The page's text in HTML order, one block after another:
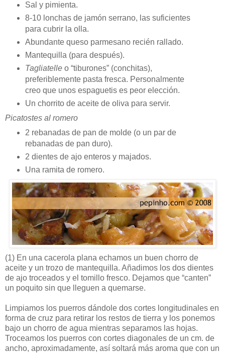
Sal y pimienta.
8-10 lonchas de jamón serrano, las suficientes
para cubrir la olla.
Abundante queso parmesano recién rallado.
Mantequilla (para después).
Tagliatelleo “tiburones” (conchitas),
preferiblemente pasta fresca. Personalmente
creo que unos espaguetis es peor elección.
Un chorrito de aceite de oliva para servir.
Picatostes al romero
2 rebanadas de pan de molde (o un par de
rebanadas de pan duro).
2 dientes de ajo enteros y majados.
Una ramita de romero.
(1) En una cacerola plana echamos un buen chorro de
aceite y un trozo de mantequilla. Añadimos los dos dientes
de ajo troceados y el tomillo fresco. Dejamos que “canten”
un poquito sin que lleguen a quemarse.
Limpiamos los puerros dándole dos cortes longitudinales en
forma de cruz para retirar los restos de tierra y los ponemos
bajo un chorro de agua mientras separamos las hojas.
Troceamos los puerros con cortes diagonales de un cm. de
ancho, aproximadamente, así soltará más aroma que con un